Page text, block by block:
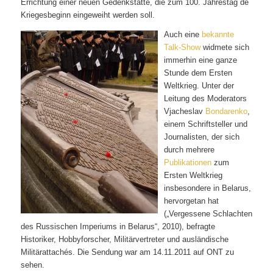
Errichtung einer neuen Gedenkstätte, die zum 100. Jahrestag de
Kriegesbeginn eingeweiht werden soll.
Auch eine bekannte
Talk-Showwidmete sich
immerhin eine ganze
Stunde dem Ersten
Weltkrieg. Unter der
Leitung des Moderators
Vjacheslav Bondarenko,
einem Schriftsteller und
Journalisten, der sich
durch mehrere
Publikationenzum
Ersten Weltkrieg
insbesondere in Belarus,
hervorgetan hat
(„Vergessene Schlachten
des Russischen Imperiums in Belarus“, 2010), befragte
Historiker, Hobbyforscher, Militärvertreter und ausländische
Militärattachés. Die Sendung war am 14.11.2011 auf ONT zu
sehen.